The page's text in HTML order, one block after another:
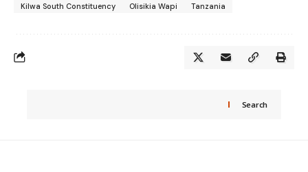
Kilwa South Constituency
Olisikia Wapi Tanzania
Search